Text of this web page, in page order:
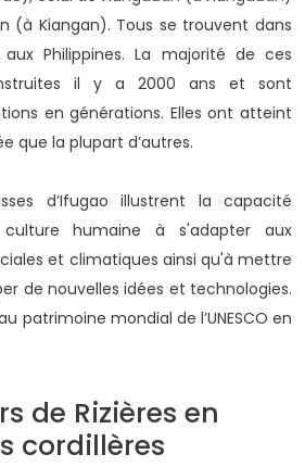
(à Kiangan). Tous se trouvent dans
Philippines. La majorité de ces
il y a 2000 ans et sont
en générations. Elles ont atteint
que la plupart d’autres.
d’Ifugao illustrent la capacité
humaine à s'adapter aux
et climatiques ainsi qu'à mettre
de nouvelles idées et technologies.
patrimoine mondial de l’UNESCO en
de Rizières en
cordillères